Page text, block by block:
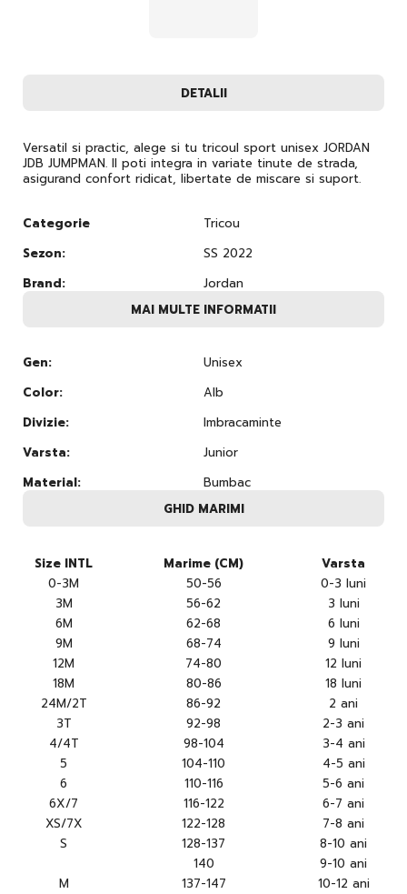
DETALII
Versatil si practic, alege si tu tricoul sport unisex JORDAN
JDB JUMPMAN. Il poti integra in variate tinute de strada,
asigurand confort ridicat, libertate de miscare si suport.
Categorie
Tricou
Sezon:
SS 2022
Brand:
Jordan
MAI MULTE INFORMATII
Gen:
Unisex
Color:
Alb
Divizie:
Imbracaminte
Varsta:
Junior
Material:
Bumbac
GHID MARIMI
Size INTL Marime (CM)
Varsta
0-3M
50-56
0-3 luni
3M
56-62
3 luni
6M
62-68
6 luni
9M
68-74
9 luni
12M
74-80
12 luni
18M
80-86
18 luni
24M/2T
86-92
2 ani
3T
92-98
2-3 ani
4/4T
98-104
3-4 ani
5
104-110
4-5 ani
6
110-116
5-6 ani
6X/7
116-122
6-7 ani
XS/7X
122-128
7-8 ani
S
128-137
8-10 ani
140
9-10 ani
M
137-147
10-12 ani